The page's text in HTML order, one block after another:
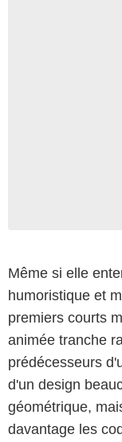
Même si elle
humoristique et
premiers courts
animée tranche
prédécesseurs
d'un design
géométrique,
davantage les